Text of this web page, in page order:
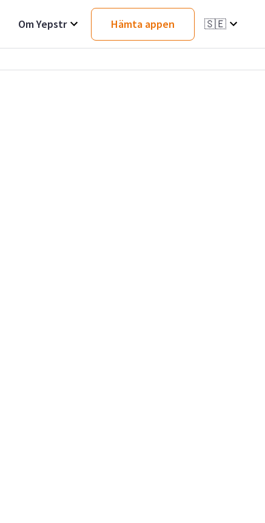
Om Yepstr Hämta appen 🇸🇪